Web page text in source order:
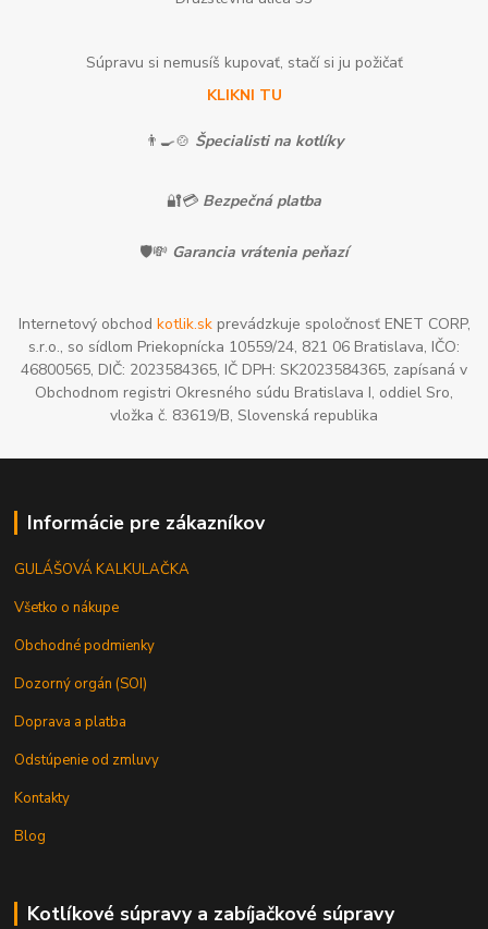
Súpravu si nemusíš kupovať, stačí si ju požičať
KLIKNI TU
👨‍🍳🍲 Špecialisti na kotlíky
🔐💳 Bezpečná platba
🛡️💸 Garancia vrátenia peňazí
Internetový obchod kotlik.skprevádzkuje spoločnosť ENET CORP,
s.r.o., so sídlom Priekopnícka 10559/24, 821 06 Bratislava, IČO:
46800565, DIČ: 2023584365, IČ DPH: SK2023584365, zapísaná v
Obchodnom registri Okresného súdu Bratislava I, oddiel Sro,
vložka č. 83619/B, Slovenská republika
Informácie pre zákazníkov
GULÁŠOVÁ KALKULAČKA
Všetko o nákupe
Obchodné podmienky
Dozorný orgán (SOI)
Doprava a platba
Odstúpenie od zmluvy
Kontakty
Blog
Kotlíkové súpravy a zabíjačkové súpravy